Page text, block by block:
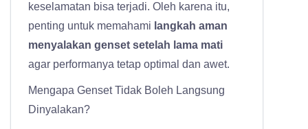
keselamatan bisa terjadi. Oleh karena itu,
penting untuk memahami langkah aman
menyalakan genset setelah lama mati
agar performanya tetap optimal dan awet.
Mengapa Genset Tidak Boleh Langsung
Dinyalakan?